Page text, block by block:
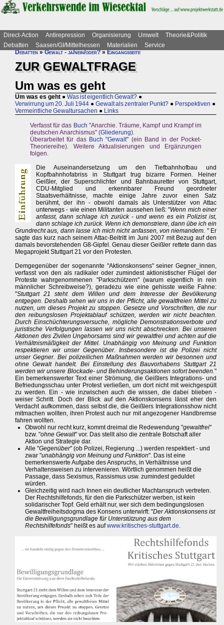
Direct-Action Antirepression Organisierung Umwelt
Theorie&Politik
Debatten
Saasen/GI/Mittelhessen Materialien
Service
Debatten»Gewalt - ja/nein/oder?»Eingangsseite
ZUR GEWALTFRAGE
Um was es geht
Um was es geht ● Was ist eigentlich Gewalt? ●
Verwirrung um 20. Juli 1944 ● Gewalt als zentraler Punkt? ● Perspektiven ●
Vermeintliche Gewaltursachen ● Links
Verfasst für das Buch "Anarchie. Träume, Kampf und Krampf im
deutschen Anarchismus" (Gliederung).
Überarbeitet für das Buch "Gewalt" (ein Band in der Pocket-
Theoriereihe). Weitere Aktualisierungen und Ergänzungen
folgen.
Die Auseinandersetzung um den Tiefbahnhofbau und
Kopfbahnhofabriss in Stuttgart trug bizarre Formen. Heiner
Geißler, der Superschlichter und Bahnbauretter von Stuttgart,
CDU-Mitglied und erkennbarer Freund geordneter
Staatsverhältnisse, machte einige Jahre zuvor einen Satz
berühmt, der ihn - obwohl damals als Unterstützer von Attac
unterwegs - wie einen Militanten aussehen ließ: "Wenn mich einer
anfasst, dann schlage ich zurück - und wenn es ein Polizist ist,
dann schlage ich zurück. Wenn ich demonstriere, dann übe ich ein
Grundrecht aus, dann lasse ich mich nicht anfassen, von niemandem. " Er
sagte das kurz nach seinem Attac-Beitritt im Juni 2007 mit Bezug auf den
damals bevorstehenden G8-Gipfel. Genau dieser Geißler rettete dann das
Megaprojekt Stuttgart 21 vor den Protesten.
Demgegenüber der sogenannte "Aktionskonsens" seiner Gegner_innen,
verfasst von den als radikaler oder zumindest aktionistischer Flügel der
Proteste wahrgenommenen "Parkschützern" (warum eigentlich in rein
männlicher Schreibweise?), geradezu wie eine gehisste weiße Fahne:
"Stuttgart 21 steht dem Willen und dem Interesse der Bevölkerung
entgegen. Deshalb sehen wir uns in der Pflicht, alle gewaltfreien Mittel zu
nutzen, um dieses Projekt zu stoppen. Gesetze und Vorschriften, die nur
den reibungslosen Projektablauf schützen, werden wir nicht beachten.
Durch Einschüchterungsversuche, mögliche Demonstrationsverbote und
juristische Verfolgungen lassen wir uns nicht abschrecken. Bei unseren
Aktionen des Zivilen Ungehorsams sind wir gewaltfrei und achten auf die
Verhältnismäßigkeit der Mittel. Unabhängig von Meinung und Funktion
respektieren wir unser Gegenüber. Insbesondere ist die Polizei nicht
unser Gegner. Bei polizeilichen Maßnahmen werden wir besonnen und
ohne Gewalt handelt. Bei Einstellung des Bauvorhabens Stuttgart 21
werden wir unsere Blockade- und Behinderungsaktionen sofort beenden."
Ein bemerkenswerter Text einer Strömung, die Geißlers Integrations- und
Befriedungsschau unter Protest verließen, um dort nicht mit weichgespült
zu werden. Ein - wie inzwischen auch die wissen, die dabei blieben -
weiser Schritt. Doch der Blick auf den Aktionskonsens lässt eher den
Verdacht aufkommen, dass selbst die, die Geißlers Integrationsshow nicht
mitmachen wollten, ihren Protest auch nur mit angezogener Handbremse
fahren wollten.
Obwohl nur recht kurz, kommt dreimal die Redewendung "gewaltfrei"
bzw. "ohne Gewalt" vor. Das stellt also die zentrale Botschaft aller
Aktion und Strategie dar.
Alle "Gegenüber" (ob Polizei, Regierung ...) werden respektiert - und
zwar "unabhängig von Meinung und Funktion". Das ist eine
bemerkenswerte Aufgabe des Anspruchs, in Verhältnisse und
Verhaltensweisen zu intervenieren. Wörtlich genommen heißt die
Passage, dass Sexismus, Rassismus usw. zumindest geduldet
würden.
Gleichzeitig wird nach Innen ein deutlicher Machtanspruch vertreten.
Der Rechtshilfefonds, für den die Parkschützer werben, ist kein
solidarischer Topf. Geld erhält nur, wer sich dem bedingungslosen
Gewaltfreiheitsdogma des Konsens unterwirft: "Der Aktionskonsens ist
die Bewilligungsgrundlage für Unterstützung aus dem
Rechtshilfefonds" heißt es aufwww.kritisches-stuttgart.de.